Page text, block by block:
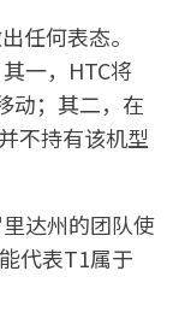
任何表态。
一，HTC将
动；其二，在
不持有该机型
达州的团队使
代表T1属于